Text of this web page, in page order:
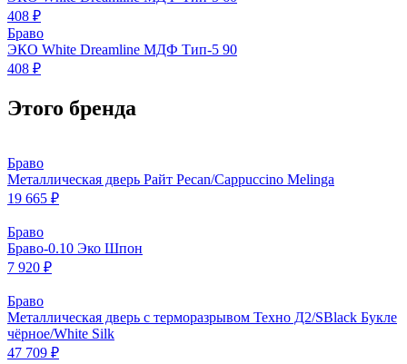
408 ₽
Браво
ЭКО White Dreamline МДФ Тип-5 90
408 ₽
Этого бренда
Браво
Металлическая дверь Райт Pecan/Cappuccino Melinga
19 665 ₽
Браво
Браво-0.10 Эко Шпон
7 920 ₽
Браво
Металлическая дверь с терморазрывом Техно Д2/SBlack Букле
чёрное/White Silk
47 709 ₽